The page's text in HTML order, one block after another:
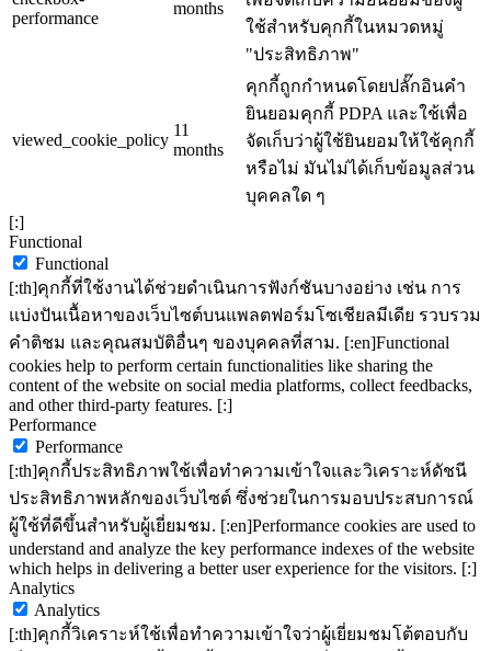
performance
months
ใช้สำหรับคุกกี้ในหมวดหมู่
"ประสิทธิภาพ"
viewed_cookie_policy
11
months
คุกกี้ถูกกำหนดโดยปลั๊กอินคำ
ยินยอมคุกกี้ PDPA และใช้เพื่อ
จัดเก็บว่าผู้ใช้ยินยอมให้ใช้คุกกี้
หรือไม่ มันไม่ได้เก็บข้อมูลส่วน
บุคคลใด ๆ
[:]
Functional
Functional
[:th]คุกกี้ที่ใช้งานได้ช่วยดำเนินการฟังก์ชันบางอย่าง เช่น การ
แบ่งปันเนื้อหาของเว็บไซต์บนแพลตฟอร์มโซเชียลมีเดีย รวบรวม
คำติชม และคุณสมบัติอื่นๆ ของบุคคลที่สาม. [:en]Functional
cookies help to perform certain functionalities like sharing the
content of the website on social media platforms, collect feedbacks,
and other third-party features. [:]
Performance
Performance
[:th]คุกกี้ประสิทธิภาพใช้เพื่อทำความเข้าใจและวิเคราะห์ดัชนี
ประสิทธิภาพหลักของเว็บไซต์ ซึ่งช่วยในการมอบประสบการณ์
ผู้ใช้ที่ดีขึ้นสำหรับผู้เยี่ยมชม. [:en]Performance cookies are used to
understand and analyze the key performance indexes of the website
which helps in delivering a better user experience for the visitors. [:]
Analytics
Analytics
[:th]คุกกี้วิเคราะห์ใช้เพื่อทำความเข้าใจว่าผู้เยี่ยมชมโต้ตอบกับ